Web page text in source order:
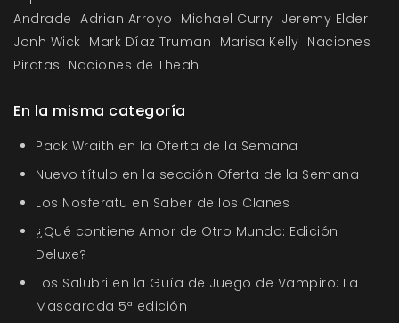
Andrade Adrian Arroyo Michael Curry Jeremy Elder
Jonh Wick Mark Díaz Truman Marisa Kelly Naciones
Piratas Naciones de Theah
En la misma categoría
Pack Wraith en la Oferta de la Semana
Nuevo título en la sección Oferta de la Semana
Los Nosferatu en Saber de los Clanes
¿Qué contiene Amor de Otro Mundo: Edición
Deluxe?
Los Salubri en la Guía de Juego de Vampiro: La
Mascarada 5ª edición